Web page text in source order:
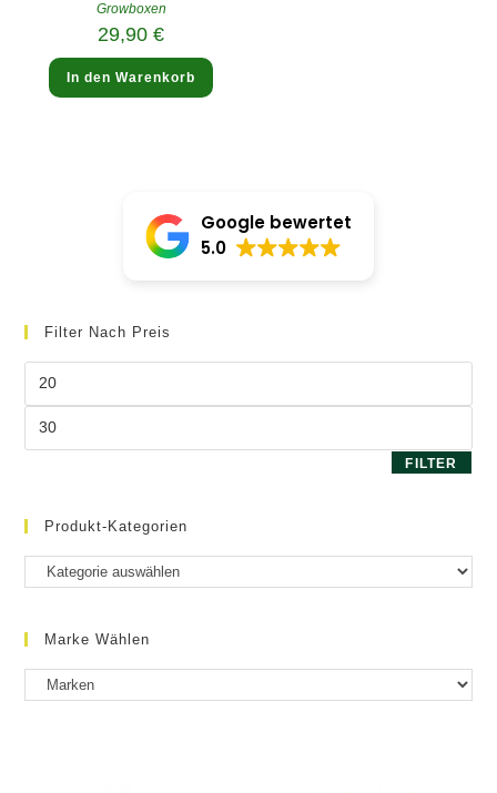
Growboxen
29,90€
In den Warenkorb
Google bewertet
5.0
Filter Nach Preis
FILTER
Produkt-Kategorien
Marke Wählen